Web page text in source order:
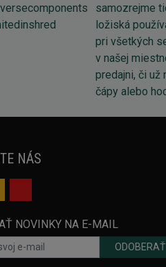
NÁS
NOVINKY NA E-MAIL
ODOBERAŤ